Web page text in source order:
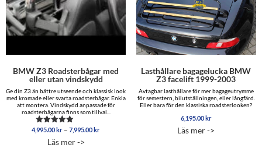
BMW Z3 Roadsterbågar med
eller utan vindskydd
Ge din Z3 än bättre utseende och klassisk look
med kromade eller svarta roadsterbågar. Enkla
att montera. Vindskydd anpassade för
roadsterbågarna finns som tillval...
Betygsatt
av 5
4,995.00 kr – 7,995.00 krPrisintervall:
Läs mer ->
Lasthållare bagagelucka BMW
Z3 facelift 1999-2003
Avtagbar lasthållare för mer bagageutrymme
för semestern, bilutställningen, eller långfärd.
Eller bara för den klassiska roadsterlooken?
6,195.00 kr
Läs mer ->